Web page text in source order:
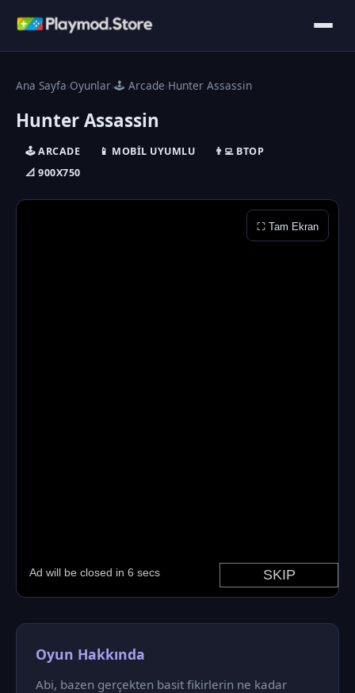
Ana Sayfa›Oyunlar›🕹️ Arcade›Hunter Assassin
Hunter Assassin
🕹️ ARCADE 📱 MOBIL UYUMLU
👨‍💻 ΒTOP
📐 900X750
⛶ Tam Ekran
Oyun Hakkında
Abi, bazen gerçekten basit fikirlerin ne kadar